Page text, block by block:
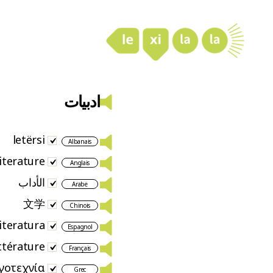
ادبیات
Albanais
letërsi
Anglais
Arabe الأداب
Chinois
文学
Espagnol
Français
Grec